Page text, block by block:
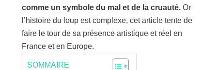
comme un symbole du mal et de la cruauté. Or
l’histoire du loup est complexe, cet article tente de
faire le tour de sa présence artistique et réel en
France et en Europe.
SOMMAIRE